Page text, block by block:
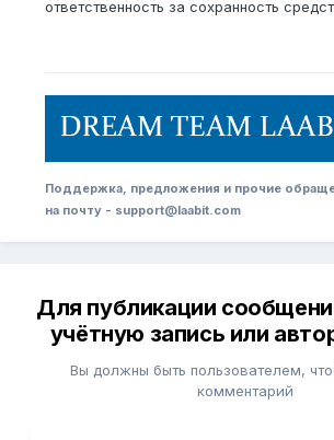
ответственность за сохранность
Поддержка, предложения и прочие
на почту - support@laabit.com
Для публикации
учётную запись или
Вы должны быть пользователем,
комментарий